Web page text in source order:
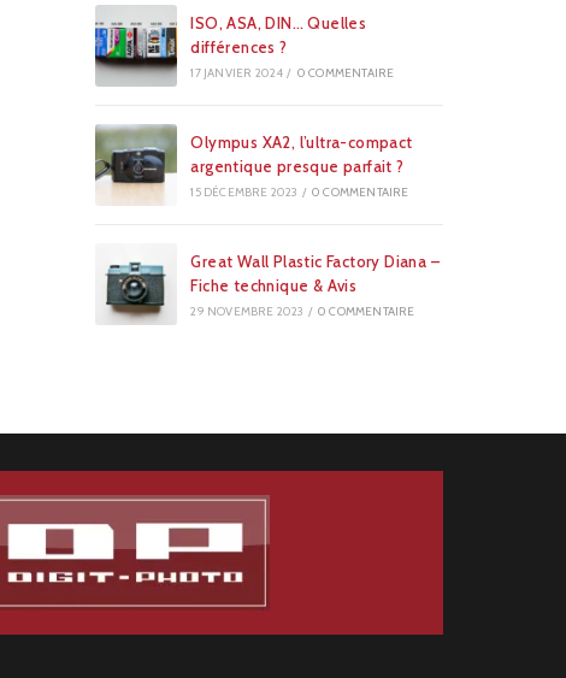
ISO, ASA, DIN… Quelles
différences ?
17 JANVIER 2024 / 0 COMMENTAIRE
Olympus XA2, l’ultra-compact
argentique presque parfait ?
15 DÉCEMBRE 2023 / 0 COMMENTAIRE
Great Wall Plastic Factory Diana –
Fiche technique & Avis
29 NOVEMBRE 2023 / 0 COMMENTAIRE